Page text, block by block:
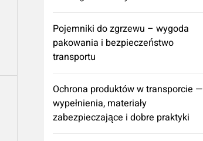
Pojemniki do zgrzewu – wygoda
pakowania i bezpieczeństwo
transportu
Ochrona produktów w transporcie —
wypełnienia, materiały
zabezpieczające i dobre praktyki